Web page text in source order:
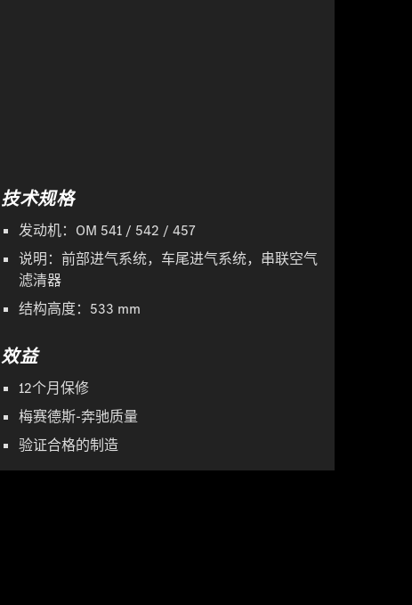
技术规格
发动机：OM 541 / 542 / 457
说明：前部进气系统，车尾进气系统，串联空气
滤清器
结构高度：533 mm
效益
12个月保修
梅赛德斯-奔驰质量
验证合格的制造